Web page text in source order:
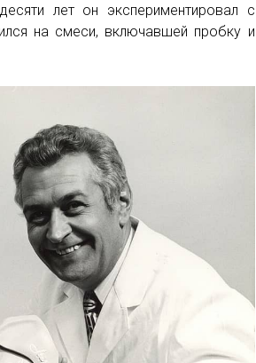
лет он экспериментировал с
на смеси, включавшей пробку и